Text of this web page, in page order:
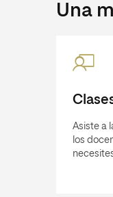
Una
Asiste a
los